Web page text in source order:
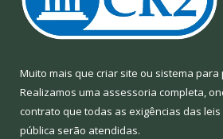
Muito mais que criar site ou sistema
Realizamos uma assessoria completa,
contrato que todas as exigências das leis
pública serão atendidas.